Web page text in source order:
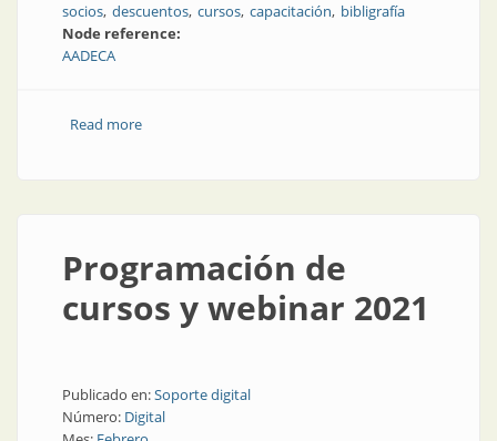
socios descuentos cursos capacitación bibligrafía
Node reference:
AADECA
Read moreabout Ser socio de AADECA: todos sus beneficios
Programación de
cursos y webinar 2021
Publicado en:Soporte digital
Número: Digital